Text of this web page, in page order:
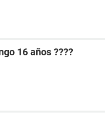
16 años ????